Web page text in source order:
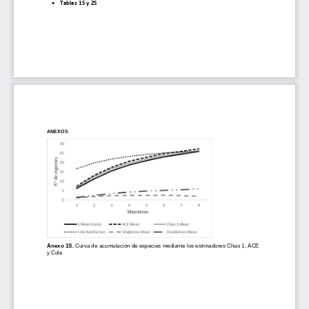
Tablas 1S y 2S
ANEXOS
Anexo 1S. Curva de acumulación de especies mediante los estimadores Chao 1, ACE
y Cole